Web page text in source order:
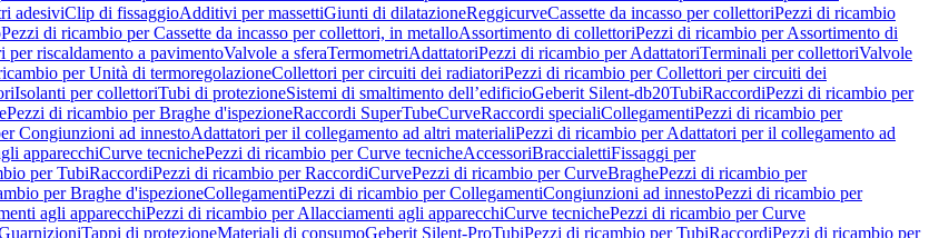
adesiviClip di fissaggioAdditivi per massettiGiunti di dilatazioneReggicurveCassette da incasso per collettoriPezzi di ricambio
Pezzi di ricambio per Cassette da incasso per collettori, in metalloAssortimento di collettoriPezzi di ricambio per Assortimento di
riscaldamento a pavimentoValvole a sferaTermometriAdattatoriPezzi di ricambio per AdattatoriTerminali per collettoriValvole
per Unità di termoregolazioneCollettori per circuiti dei radiatoriPezzi di ricambio per Collettori per circuiti dei
Isolanti per collettoriTubi di protezioneSistemi di smaltimento dell’edificioGeberit Silent-db20TubiRaccordiPezzi di ricambio per
Pezzi di ricambio per Braghe d'ispezioneRaccordi SuperTubeCurveRaccordi specialiCollegamentiPezzi di ricambio per
Congiunzioni ad innestoAdattatori per il collegamento ad altri materialiPezzi di ricambio per Adattatori per il collegamento ad
apparecchiCurve tecnichePezzi di ricambio per Curve tecnicheAccessoriBraccialettiFissaggi per
per TubiRaccordiPezzi di ricambio per RaccordiCurvePezzi di ricambio per CurveBraghePezzi di ricambio per
per Braghe d'ispezioneCollegamentiPezzi di ricambio per CollegamentiCongiunzioni ad innestoPezzi di ricambio per
agli apparecchiPezzi di ricambio per Allacciamenti agli apparecchiCurve tecnichePezzi di ricambio per Curve
Tappi di protezioneMateriali di consumoGeberit Silent-ProTubiPezzi di ricambio per TubiRaccordiPezzi di ricambio per